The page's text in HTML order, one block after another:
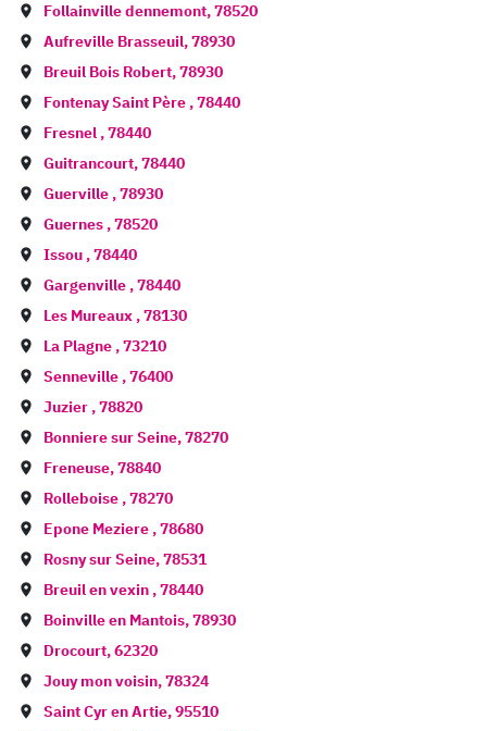
Follainville dennemont,78520
Aufreville Brasseuil,78930
Breuil Bois Robert,78930
Fontenay Saint Père ,78440
Fresnel ,78440
Guitrancourt,78440
Guerville ,78930
Guernes ,78520
Issou ,78440
Gargenville ,78440
Les Mureaux ,78130
La Plagne ,73210
Senneville ,76400
Juzier ,78820
Bonniere sur Seine,78270
Freneuse,78840
Rolleboise ,78270
Epone Meziere ,78680
Rosny sur Seine,78531
Breuil en vexin ,78440
Boinville en Mantois,78930
Drocourt,62320
Jouy mon voisin,78324
Saint Cyr en Artie,95510